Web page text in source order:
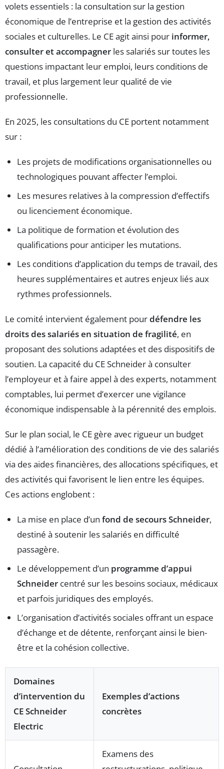
volets essentiels : la consultation sur la gestion
économique de l’entreprise et la gestion des activités
sociales et culturelles. Le CE agit ainsi pour informer,
consulter et accompagner les salariés sur toutes les
questions impactant leur emploi, leurs conditions de
travail, et plus largement leur qualité de vie
professionnelle.
En 2025, les consultations du CE portent notamment
sur :
Les projets de modifications organisationnelles ou
technologiques pouvant affecter l’emploi.
Les mesures relatives à la compression d’effectifs
ou licenciement économique.
La politique de formation et évolution des
qualifications pour anticiper les mutations.
Les conditions d’application du temps de travail, des
heures supplémentaires et autres enjeux liés aux
rythmes professionnels.
Le comité intervient également pourdéfendre les
droits des salariés en situation de fragilité, en
proposant des solutions adaptées et des dispositifs de
soutien. La capacité du CE Schneider à consulter
l’employeur et à faire appel à des experts, notamment
comptables, lui permet d’exercer une vigilance
économique indispensable à la pérennité des emplois.
Sur le plan social, le CE gère avec rigueur un budget
dédié à l’amélioration des conditions de vie des salariés
via des aides financières, des allocations spécifiques, et
des activités qui favorisent le lien entre les équipes.
Ces actions englobent :
La mise en place d’un fond de secours Schneider,
destiné à soutenir les salariés en difficulté
passagère.
Le développement d’un programme d’appui
Schneider centré sur les besoins sociaux, médicaux
et parfois juridiques des employés.
L’organisation d’activités sociales offrant un espace
d’échange et de détente, renforçant ainsi le bien-
être et la cohésion collective.
Domaines
d’intervention du
CE Schneider
Electric
Exemples d’actions
concrètes
Examens des